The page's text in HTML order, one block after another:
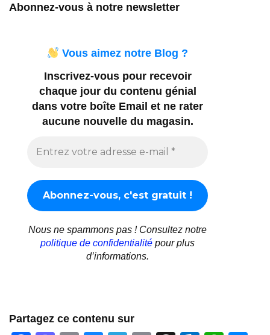
Abonnez-vous à notre newsletter
Vous aimez notre Blog ?
Inscrivez-vous pour recevoir
chaque jour du contenu génial
dans votre boîte Email et ne rater
aucune nouvelle du magasin.
Nous ne spammons pas ! Consultez notre
politique de confidentialité pour plus
d’informations.
Partagez ce contenu sur